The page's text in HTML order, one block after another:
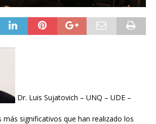
Dr. Luis Sujatovich – UNQ – UDE –
más significativos que han realizado los